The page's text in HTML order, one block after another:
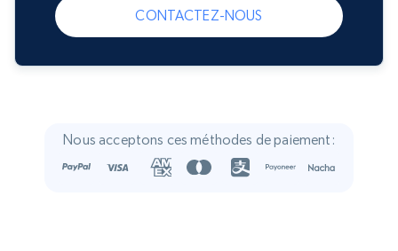
CONTACTEZ-NOUS
Nous acceptons ces méthodes de paiement: